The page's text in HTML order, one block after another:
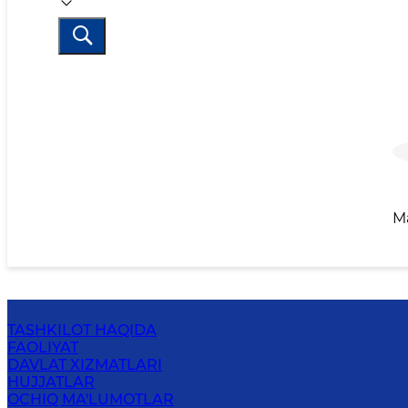
TASHKILOT HAQIDA
FAOLIYAT
DAVLAT XIZMATLARI
HUJJATLAR
OCHIQ MA'LUMOTLAR